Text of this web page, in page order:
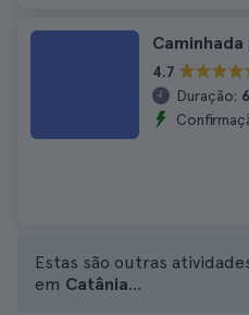
4.7
Duração:
Estas são outras
em Catânia...